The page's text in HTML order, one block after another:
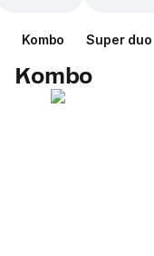
Kombo Super duo
Kombo